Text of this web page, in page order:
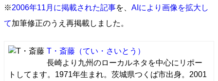
※2006年11月に掲載された記事を、 AIにより画像を拡大し
て加筆修正のうえ再掲載しました。
T・斎藤 （てい・さいとう）
長崎より九州のローカルネタを中心にリポー
トしてます。1971年生まれ。茨城県つくば市出身。2001